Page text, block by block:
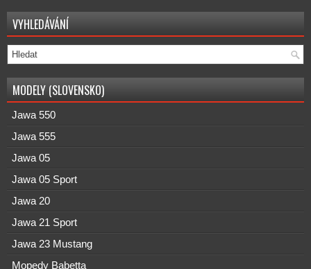
VYHLEDÁVÁNÍ
MODELY (SLOVENSKO)
Jawa 550
Jawa 555
Jawa 05
Jawa 05 Sport
Jawa 20
Jawa 21 Sport
Jawa 23 Mustang
Mopedy Babetta